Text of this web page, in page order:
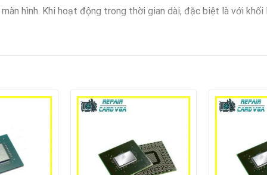
hình. Khi hoạt động trong thời gian dài, đặc biệt là với
game, render, dựng hình 3D.
GPU